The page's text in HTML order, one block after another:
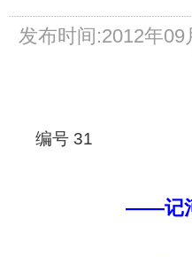
发布时间:2012年09
编号 31
——记